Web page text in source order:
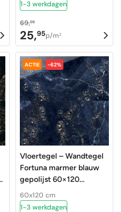
1-3 werkdagen
69,95
Oorspronkelijke
prijs
was:
69,95.
25,95
Huidige
prijs
is:
25,95.
p/m2
ACTIE -62%
Vloertegel – Wandtegel
Fortuna marmer blauw
gepolijst 60×120
gerectificeerd
60x120 cm
1-3 werkdagen